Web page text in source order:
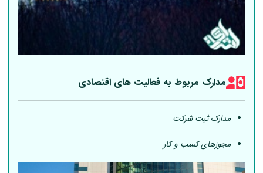
مدارک مربوط به فعالیت های اقتصادی
مدارک ثبت شرکت
مجوزهای کسب و کار